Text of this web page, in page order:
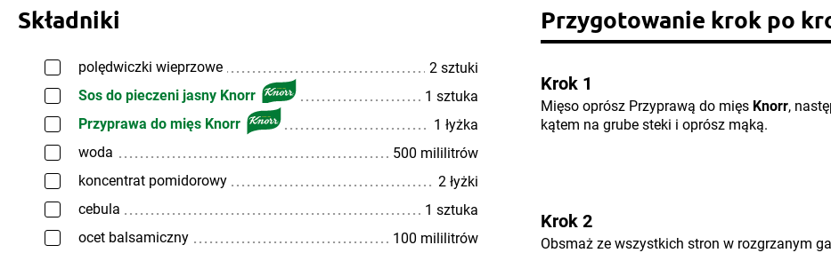
Składniki
polędwiczki wieprzowe
2 sztuki
Sos do pieczeni jasny Knorr
1 sztuka
Przyprawa do mięs Knorr
1 łyżka
woda
500 mililitrów
koncentrat pomidorowy
2 łyżki
cebula
1 sztuka
ocet balsamiczny
100 mililitrów
Przygotowanie krok po
Krok 1
Mięso oprósz Przyprawą do mięs Knorr,
kątem na grube steki i oprósz mąką.
Krok 2
Obsmaż ze wszystkich stron w rozgrzanym